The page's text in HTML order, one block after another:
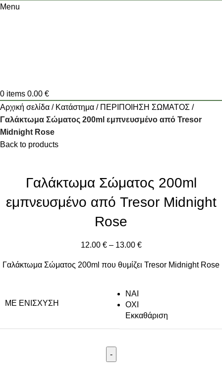
Menu
0 items 0.00 €
Αρχική σελίδα
Κατάστημα
ΠΕΡΙΠΟΙΗΣΗ ΣΩΜΑΤΟΣ
Γαλάκτωμα Σώματος 200ml εμπνευσμένο από Tresor
Midnight Rose
Back to products
Γαλάκτωμα Σώματος 200ml
εμπνευσμένο από Tresor Midnight
Rose
12.00 € – 13.00 €
Γαλάκτωμα Σώματος 200ml που θυμίζει Tresor Midnight Rose
ΜΕ ΕΝΊΣΧΥΣΗ
NAI
ΟΧΙ
Εκκαθάριση